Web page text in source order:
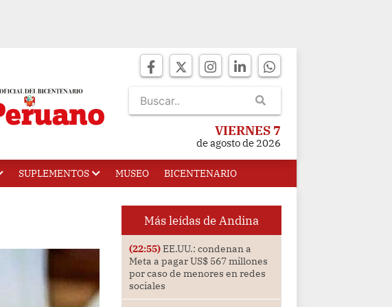
VIERNES 7
de agosto de 2026
SUPLEMENTOS MUSEO BICENTENARIO
Más leídas de Andina
(22:55)EE.UU.: condenan a
Meta a pagar US$ 567 millones
por caso de menores en redes
sociales